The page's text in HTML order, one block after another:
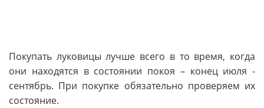
Покупать луковицы лучше всего в то время, когда
они находятся в состоянии покоя – конец июля -
сентябрь. При покупке обязательно проверяем их
состояние.